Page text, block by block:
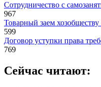
Сотрудничество с
967
Товарный заем
599
Договор уступки права
769
Сейчас читают: